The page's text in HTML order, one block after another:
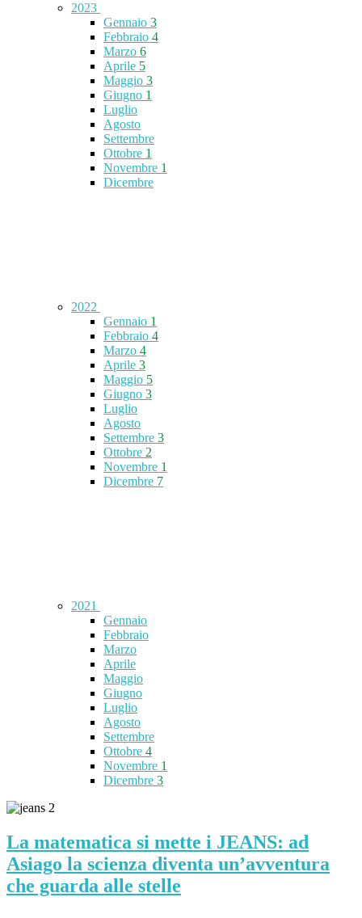
2023
Gennaio 3
Febbraio 4
Marzo 6
Aprile 5
Maggio 3
Giugno 1
Luglio
Agosto
Settembre
Ottobre 1
Novembre 1
Dicembre
2022
Gennaio 1
Febbraio 4
Marzo 4
Aprile 3
Maggio 5
Giugno 3
Luglio
Agosto
Settembre 3
Ottobre 2
Novembre 1
Dicembre 7
2021
Gennaio
Febbraio
Marzo
Aprile
Maggio
Giugno
Luglio
Agosto
Settembre
Ottobre 4
Novembre 1
Dicembre 3
La matematica si mette i JEANS: ad
Asiago la scienza diventa un’avventura
che guarda alle stelle